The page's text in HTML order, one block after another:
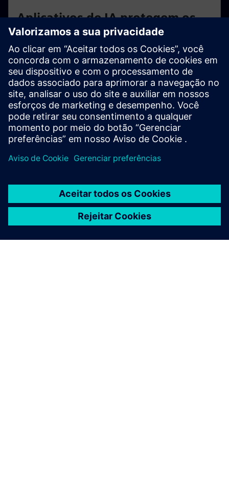
Aplicativos de IA protegem os
recursos hídricos no sul da
Europa
A escassez de água representa um desafio significativo
em muitas partes do sul da Europa, exigindo soluções
inovadoras para a gestão responsável da água.